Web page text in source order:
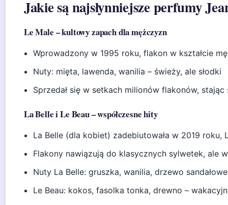
Jakie są najsłynniejsze perfumy
Le Male – kultowy zapach dla mężczyzn
Wprowadzony w 1995 roku, flakon w kształcie
Nuty: mięta, lawenda, wanilia – świeży, ale słodki
Sprzedał się w setkach milionów flakonów, stając
La Belle i Le Beau – współczesne hity
La Belle (dla kobiet) zadebiutowała w 2019
Flakony nawiązują do klasycznych sylwetek, ale
Nuty La Belle: gruszka, wanilia, drzewo
Le Beau: kokos, fasolka tonka, drewno –